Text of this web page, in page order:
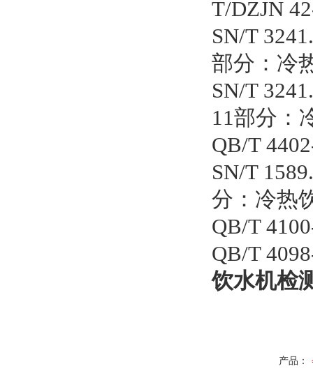
T/DZJN
SN/T
部分：冷
SN/T
11部分：
QB/T
SN/T
分：冷热
QB/T
QB/T
饮水机检
产品：